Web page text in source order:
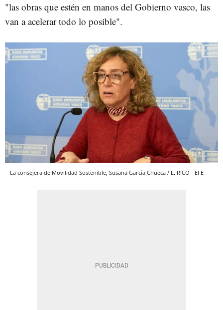
"las obras que estén en manos del Gobierno vasco, las
van a acelerar todo lo posible".
La consejera de Movilidad Sostenible, Susana García Chueca / L. RICO - EFE